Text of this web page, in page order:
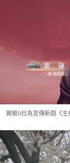
竇驍9日為宣傳新戲《主